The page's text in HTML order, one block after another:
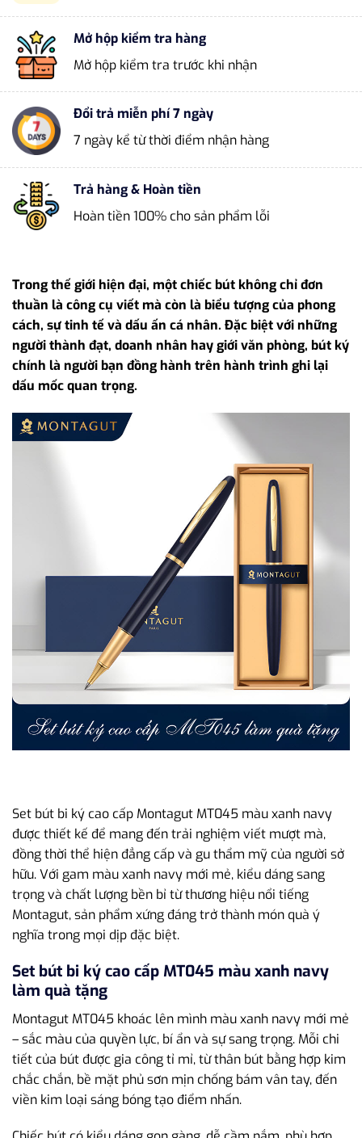
Mở hộp kiểm tra hàng
Mở hộp kiểm tra trước khi nhận
Đổi trả miễn phí 7 ngày
7 ngày kể từ thời điểm nhận hàng
Trả hàng & Hoàn tiền
Hoàn tiền 100% cho sản phẩm lỗi
Trong thế giới hiện đại, một chiếc bút không chỉ đơn
thuần là công cụ viết mà còn là biểu tượng của phong
cách, sự tinh tế và dấu ấn cá nhân. Đặc biệt với những
người thành đạt, doanh nhân hay giới văn phòng, bút ký
chính là người bạn đồng hành trên hành trình ghi lại
dấu mốc quan trọng.
Set bút bi ký cao cấp Montagut MT045 màu xanh navy
được thiết kế để mang đến trải nghiệm viết mượt mà,
đồng thời thể hiện đẳng cấp và gu thẩm mỹ của người sở
hữu. Với gam màu xanh navy mới mẻ, kiểu dáng sang
trọng và chất lượng bền bỉ từ thương hiệu nổi tiếng
Montagut, sản phẩm xứng đáng trở thành món quà ý
nghĩa trong mọi dịp đặc biệt.
Set bút bi ký cao cấp MT045 màu xanh navy
làm quà tặng
Montagut MT045 khoác lên mình màu xanh navy mới mẻ
– sắc màu của quyền lực, bí ẩn và sự sang trọng. Mỗi chi
tiết của bút được gia công tỉ mỉ, từ thân bút bằng hợp kim
chắc chắn, bề mặt phủ sơn mịn chống bám vân tay, đến
viền kim loại sáng bóng tạo điểm nhấn.